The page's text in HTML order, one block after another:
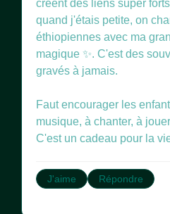
créent des liens super
quand j'étais petite, on
éthiopiennes avec ma
magique ✨. C'est des
gravés à jamais.
Faut encourager les
musique, à chanter, à
C'est un cadeau pour la
J'aime Répondre